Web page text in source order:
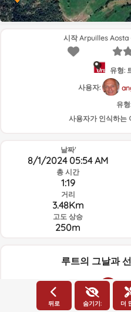
시작 Arpuilles
유형:
사용자:
유형:
사용자가 인식하는
날짜'
8/1/2024 05:54 AM
총 시간
1:19
거리
3.48Km
고도 상승
250m
루트의 그날과
뒤로 숨기기: 더